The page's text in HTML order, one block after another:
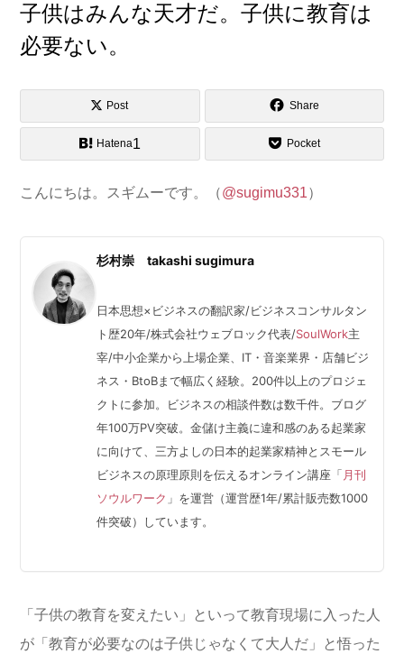
子供はみんな天才だ。子供に教育は
必要ない。
Post Share
Hatena1 Pocket
こんにちは。スギムーです。（@sugimu331）
杉村崇 takashi sugimura
日本思想×ビジネスの翻訳家/ビジネスコンサルタン
ト歴20年/株式会社ウェブロック代表/SoulWork主
宰/中小企業から上場企業、IT・音楽業界・店舗ビジ
ネス・BtoBまで幅広く経験。200件以上のプロジェ
クトに参加。ビジネスの相談件数は数千件。ブログ
年100万PV突破。金儲け主義に違和感のある起業家
に向けて、三方よしの日本的起業家精神とスモール
ビジネスの原理原則を伝えるオンライン講座「 月刊
ソウルワーク 」を運営（運営歴1年/累計販売数1000
件突破）しています。
「子供の教育を変えたい」といって教育現場に入った人
が「教育が必要なのは子供じゃなくて大人だ」と悟った